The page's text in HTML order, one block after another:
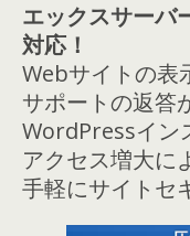
エックスサーバ
対応！
Webサイトの表
サポートの返答
WordPressイン
アクセス増大に
手軽にサイトセ